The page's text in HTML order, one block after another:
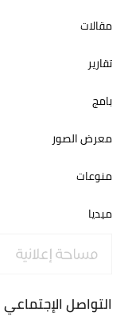
مقالات
تقارير
بامج
معرض الصور
منوعات
ميديا
التواصل الإجتماعي